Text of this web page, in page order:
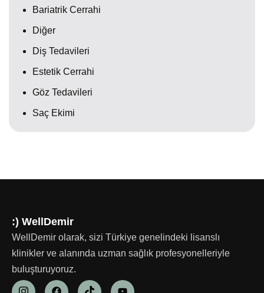
Bariatrik Cerrahi
Diğer
Diş Tedavileri
Estetik Cerrahi
Göz Tedavileri
Saç Ekimi
:) WellDemir
WellDemir olarak, sizi Türkiye genelindeki lisanslı
klinikler ve alanında uzman sağlık profesyonelleriyle
buluşturuyoruz.